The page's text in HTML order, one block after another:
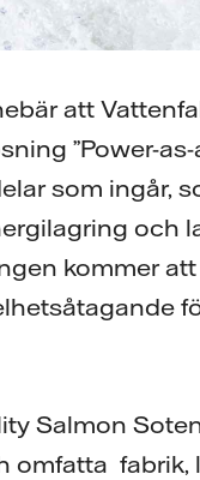
att
”Power-
som ingår,
och
kommer
Salmon
omfatta